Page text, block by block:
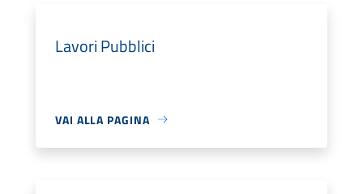
Lavori Pubblici
VAI ALLA PAGINA